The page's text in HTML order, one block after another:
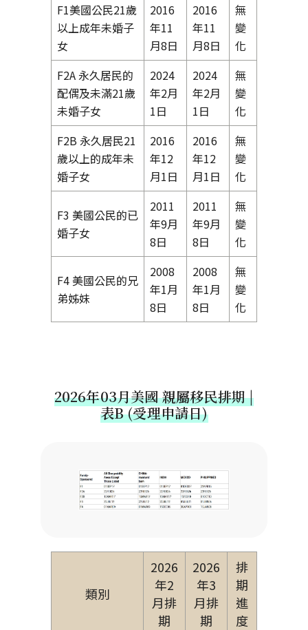
F1美國公民21歲
以上成年未婚子
女
2016
年11
月8日
2016
年11
月8日
無
變
化
F2A 永久居民的
配偶及未滿21歲
未婚子女
2024
年2月
1日
2024
年2月
1日
無
變
化
F2B 永久居民21
歲以上的成年未
婚子女
2016
年12
月1日
2016
年12
月1日
無
變
化
F3 美國公民的已
婚子女
2011
年9月
8日
2011
年9月
8日
無
變
化
F4 美國公民的兄
弟姊妹
2008
年1月
8日
2008
年1月
8日
無
變
化
2026年03月美國 親屬移民排期 |
表B (受理申請日)
類別
2026
年2
月排
期
2026
年3
月排
期
排
期
進
度